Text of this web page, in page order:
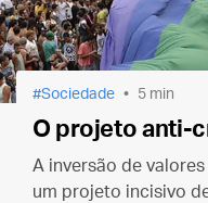
Sociedade 5 min
O projeto anti-
A inversão de
um projeto incisivo